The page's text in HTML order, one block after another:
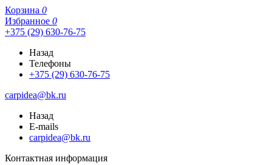
Корзина 0
Избранное 0
+375 (29) 630-76-75
Назад
Телефоны
+375 (29) 630-76-75
carpidea@bk.ru
Назад
E-mails
carpidea@bk.ru
Контактная информация